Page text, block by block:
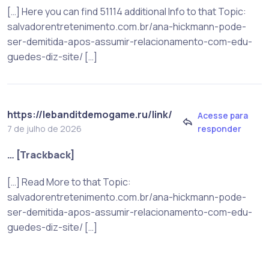
[…] Here you can find 51114 additional Info to that Topic:
salvadorentretenimento.com.br/ana-hickmann-pode-
ser-demitida-apos-assumir-relacionamento-com-edu-
guedes-diz-site/ […]
https://lebanditdemogame.ru/link/
7 de julho de 2026
Acesse para
responder
… [Trackback]
[…] Read More to that Topic:
salvadorentretenimento.com.br/ana-hickmann-pode-
ser-demitida-apos-assumir-relacionamento-com-edu-
guedes-diz-site/ […]